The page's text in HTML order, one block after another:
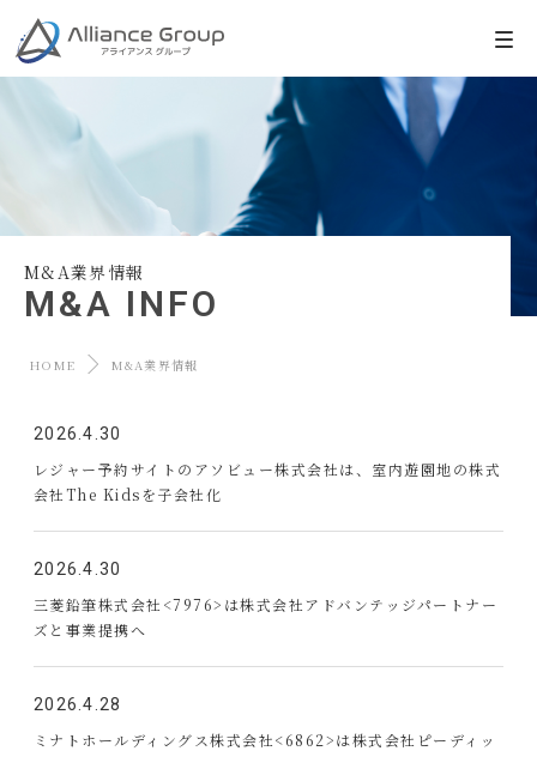
M&A業界情報
M&A INFO
HOME M&A業界情報
2026.4.30
レジャー予約サイトのアソビュー株式会社は、室内遊園地の株式
会社The Kidsを子会社化
2026.4.30
三菱鉛筆株式会社<7976>は株式会社アドバンテッジパートナー
ズと事業提携へ
2026.4.28
ミナトホールディングス株式会社<6862>は株式会社ピーディッ